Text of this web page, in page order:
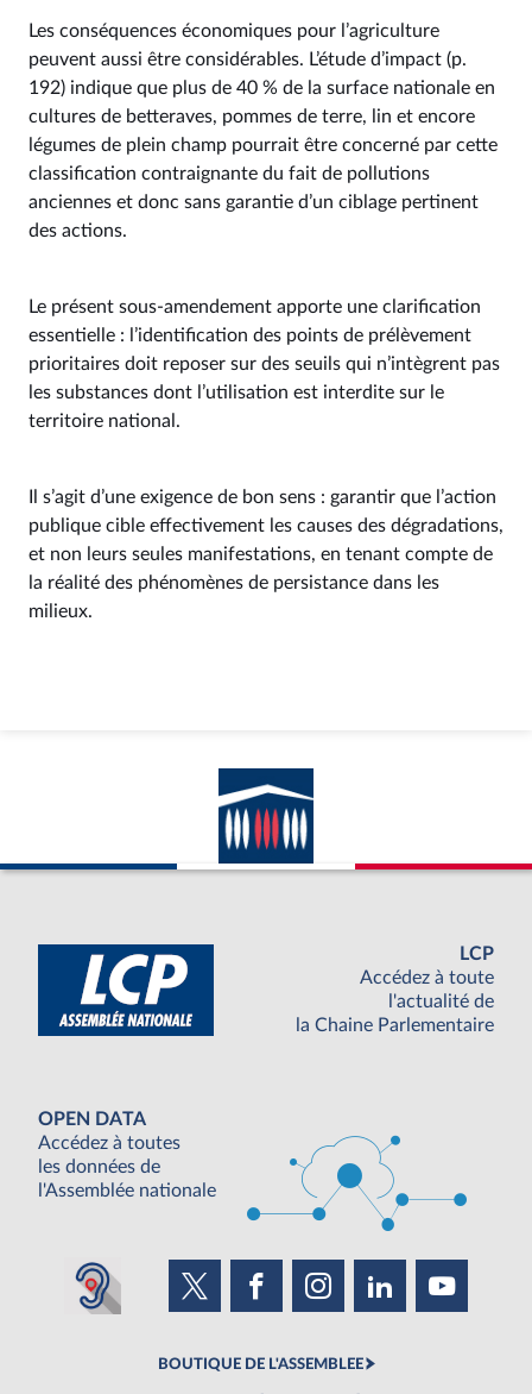
Les conséquences économiques pour l’agriculture
peuvent aussi être considérables. L’étude d’impact (p.
192) indique que plus de 40 % de la surface nationale en
cultures de betteraves, pommes de terre, lin et encore
légumes de plein champ pourrait être concerné par cette
classification contraignante du fait de pollutions
anciennes et donc sans garantie d’un ciblage pertinent
des actions.
Le présent sous-amendement apporte une clarification
essentielle : l’identification des points de prélèvement
prioritaires doit reposer sur des seuils qui n’intègrent pas
les substances dont l’utilisation est interdite sur le
territoire national.
Il s’agit d’une exigence de bon sens : garantir que l’action
publique cible effectivement les causes des dégradations,
et non leurs seules manifestations, en tenant compte de
la réalité des phénomènes de persistance dans les
milieux.
LCP
Accédez à toute
l'actualité de
la Chaine Parlementaire
OPEN DATA
Accédez à toutes
les données de
l'Assemblée nationale
BOUTIQUE DE L'ASSEMBLEE